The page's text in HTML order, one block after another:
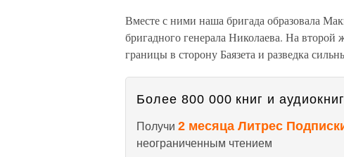
Вместе с ними наша бригада образовала
бригадного генерала Николаева. На второй
границы в сторону Баязета и разведка
Более 800 000 книг и
Получи 2 месяца Литрес
неограниченным чтением